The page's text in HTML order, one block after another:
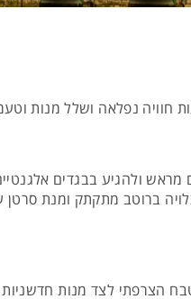
חוויה נפלאה ושלל מנות
ולהגיע בבגדים
ברוטב מתקתק ומנת סרטן
הצרפתי לצד מנות